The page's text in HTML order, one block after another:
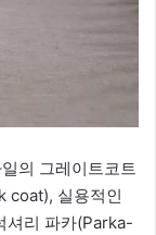
의 그레이트코트
coat), 실용적인
셔리 파카(Parka-